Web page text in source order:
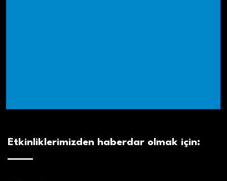
Etkinliklerimizden haberdar olmak için: